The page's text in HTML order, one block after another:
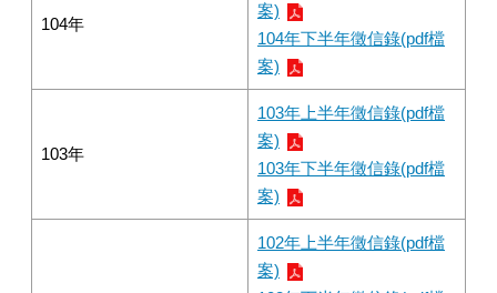
104年
案)
104年下半年徵信錄(pdf檔
案)
103年
103年上半年徵信錄(pdf檔
案)
103年下半年徵信錄(pdf檔
案)
102年上半年徵信錄(pdf檔
案)